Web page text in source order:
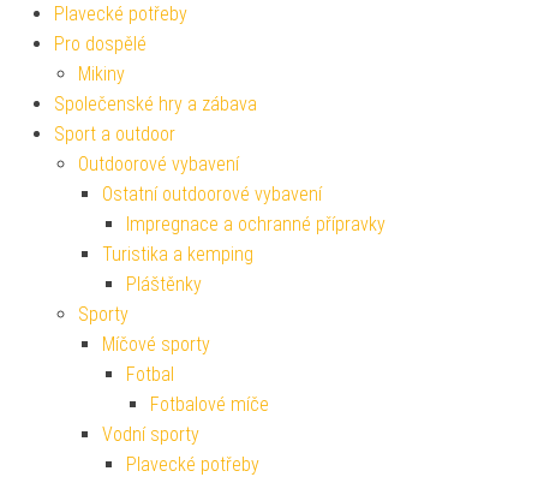
Plavecké potřeby
Pro dospělé
Mikiny
Společenské hry a zábava
Sport a outdoor
Outdoorové vybavení
Ostatní outdoorové vybavení
Impregnace a ochranné přípravky
Turistika a kemping
Pláštěnky
Sporty
Míčové sporty
Fotbal
Fotbalové míče
Vodní sporty
Plavecké potřeby